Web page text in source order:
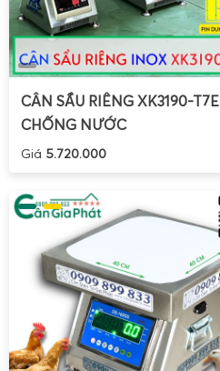
CÂN SẦU RIÊNG XK3190-T7E
CHỐNG NƯỚC
Giá 5.720.000